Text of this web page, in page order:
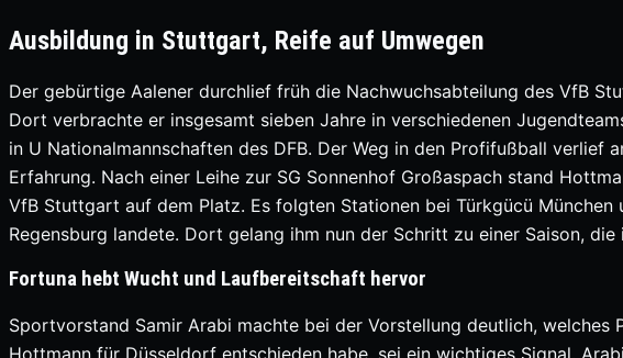
Ausbildung in Stuttgart, Reife auf Umwegen
Der gebürtige Aalener durchlief früh die Nachwuchsabteilung des VfB
Dort verbrachte er insgesamt sieben Jahre in verschiedenen
in U Nationalmannschaften des DFB. Der Weg in den Profifußball verlief
Erfahrung. Nach einer Leihe zur SG Sonnenhof Großaspach stand
VfB Stuttgart auf dem Platz. Es folgten Stationen bei Türkgücü
Regensburg landete. Dort gelang ihm nun der Schritt zu einer Saison,
Fortuna hebt Wucht und Laufbereitschaft hervor
Sportvorstand Samir Arabi machte bei der Vorstellung deutlich, welches
Hottmann für Düsseldorf entschieden habe, sei ein wichtiges Signal.